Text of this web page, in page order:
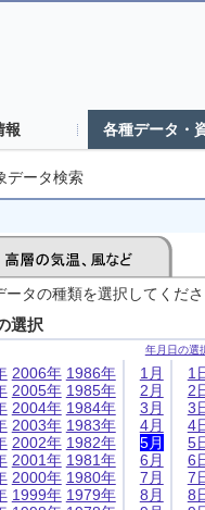
報 各種データ・
データ検索
タの種類を選択してくだ
選択
年月日の選
2006年
2005年
2004年
2003年
2002年
2001年
2000年
1999年
1986年
1985年
1984年
1983年
1982年
1981年
1980年
1979年
1月
2月
3月
4月
5月
6月
7月
8月
1
2
3
4
5
6
7
8